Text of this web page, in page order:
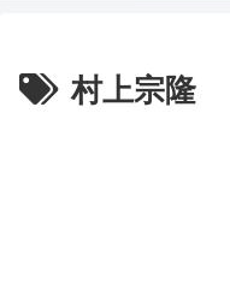
村上宗隆